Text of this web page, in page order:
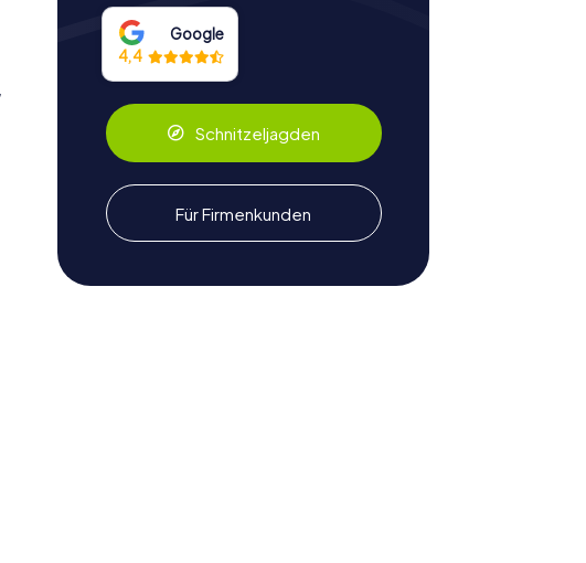
Google
4,4
Schnitzeljagden
Für Firmenkunden